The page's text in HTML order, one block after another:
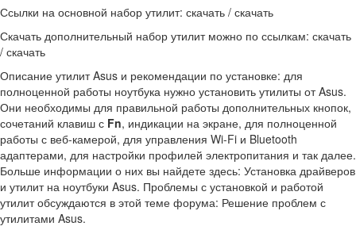
Ссылки на основной набор утилит: скачать / скачать
Скачать дополнительный набор утилит можно по ссылкам: скачать
/ скачать
Описание утилит Asus и рекомендации по установке: для
полноценной работы ноутбука нужно установить утилиты от Asus.
Они необходимы для правильной работы дополнительных кнопок,
сочетаний клавиш с Fn, индикации на экране, для полноценной
работы с веб-камерой, для управления Wi-Fi и Bluetooth
адаптерами, для настройки профилей электропитания и так далее.
Больше информации о них вы найдете здесь: Установка драйверов
и утилит на ноутбуки Asus. Проблемы с установкой и работой
утилит обсуждаются в этой теме форума: Решение проблем с
утилитами Asus.